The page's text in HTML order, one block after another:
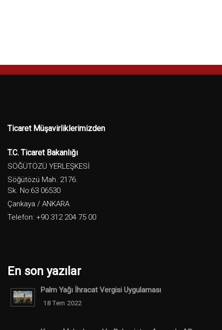
Ticaret Müşavirliklerimizden
T.C. Ticaret Bakanlığı
SÖĞÜTÖZÜ YERLEŞKESİ
Söğütözü Mah. 2176.
Sk. No:63 06530
Çankaya / ANKARA
Telefon: +90 312 204 75 00
En son yazılar
Palm Yağı İhracat Vergisi Uygulaması
18 Tem 2022